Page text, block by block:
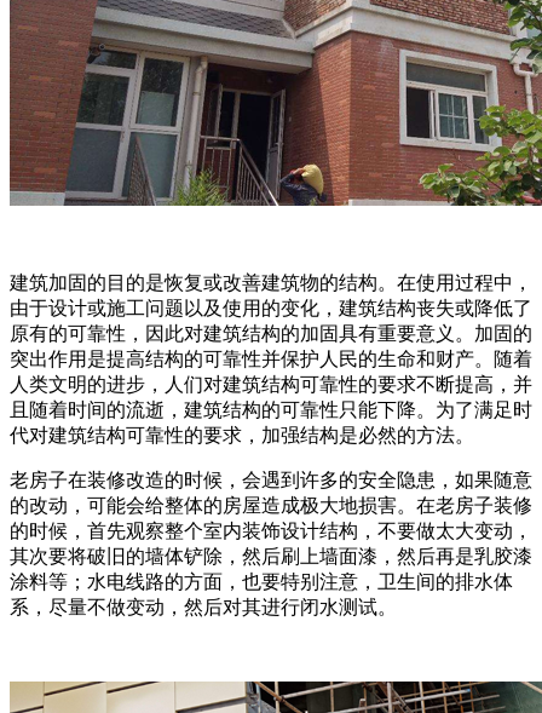
建筑加固的目的是恢复或改善建筑物的结构。在使用过程中，
由于设计或施工问题以及使用的变化，建筑结构丧失或降低了
原有的可靠性，因此对建筑结构的加固具有重要意义。加固的
突出作用是提高结构的可靠性并保护人民的生命和财产。随着
人类文明的进步，人们对建筑结构可靠性的要求不断提高，并
且随着时间的流逝，建筑结构的可靠性只能下降。为了满足时
代对建筑结构可靠性的要求，加强结构是必然的方法。
老房子在装修改造的时候，会遇到许多的安全隐患，如果随意
的改动，可能会给整体的房屋造成极大地损害。在老房子装修
的时候，首先观察整个室内装饰设计结构，不要做太大变动，
其次要将破旧的墙体铲除，然后刷上墙面漆，然后再是乳胶漆
涂料等；水电线路的方面，也要特别注意，卫生间的排水体
系，尽量不做变动，然后对其进行闭水测试。